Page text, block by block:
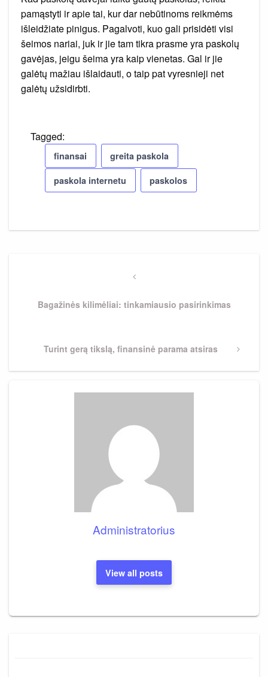
pamąstyti ir apie tai, kur dar nebūtinoms reikmėms
išleidžiate pinigus. Pagalvoti, kuo gali prisidėti visi
šeimos nariai, juk ir jie tam tikra prasme yra paskolų
gavėjas, jeigu šeima yra kaip vienetas. Gal ir jie
galėtų mažiau išlaidauti, o taip pat vyresnieji net
galėtų užsidirbti.
Tagged:
finansai greita paskola
paskola internetu paskolos
Previous
Bagažinės kilimėliai: tinkamiausio pasirinkimas
Next
Turint gerą tikslą, finansinė parama atsiras
Administratorius
View all posts